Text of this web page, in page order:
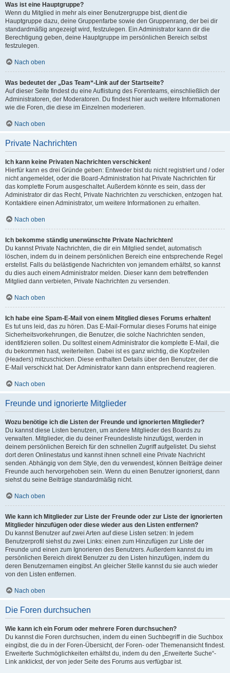
Was ist eine Hauptgruppe?
Wenn du Mitglied in mehr als einer Benutzergruppe bist, dient die
Hauptgruppe dazu, deine Gruppenfarbe sowie den Gruppenrang, der bei dir
standardmäßig angezeigt wird, festzulegen. Ein Administrator kann dir die
Berechtigung geben, deine Hauptgruppe im persönlichen Bereich selbst
festzulegen.
Nach oben
Was bedeutet der „Das Team“-Link auf der Startseite?
Auf dieser Seite findest du eine Auflistung des Forenteams, einschließlich der
Administratoren, der Moderatoren. Du findest hier auch weitere Informationen
wie die Foren, die diese im Einzelnen moderieren.
Nach oben
Private Nachrichten
Ich kann keine Privaten Nachrichten verschicken!
Hierfür kann es drei Gründe geben: Entweder bist du nicht registriert und / oder
nicht angemeldet, oder die Board-Administration hat Private Nachrichten für
das komplette Forum ausgeschaltet. Außerdem könnte es sein, dass der
Administrator dir das Recht, Private Nachrichten zu verschicken, entzogen hat.
Kontaktiere einen Administrator, um weitere Informationen zu erhalten.
Nach oben
Ich bekomme ständig unerwünschte Private Nachrichten!
Du kannst Private Nachrichten, die dir ein Mitglied sendet, automatisch
löschen, indem du in deinem persönlichen Bereich eine entsprechende Regel
erstellst. Falls du belästigende Nachrichten von jemandem erhältst, so kannst
du dies auch einem Administrator melden. Dieser kann dem betreffenden
Mitglied dann verbieten, Private Nachrichten zu versenden.
Nach oben
Ich habe eine Spam-E-Mail von einem Mitglied dieses Forums erhalten!
Es tut uns leid, das zu hören. Das E-Mail-Formular dieses Forums hat einige
Sicherheitsvorkehrungen, die Benutzer, die solche Nachrichten senden,
identifizieren sollen. Du solltest einem Administrator die komplette E-Mail, die
du bekommen hast, weiterleiten. Dabei ist es ganz wichtig, die Kopfzeilen
(Headers) mitzuschicken. Diese enthalten Details über den Benutzer, der die
E-Mail verschickt hat. Der Administrator kann dann entsprechend reagieren.
Nach oben
Freunde und ignorierte Mitglieder
Wozu benötige ich die Listen der Freunde und ignorierten Mitglieder?
Du kannst diese Listen benutzen, um andere Mitglieder des Boards zu
verwalten. Mitglieder, die du deiner Freundesliste hinzufügst, werden in
deinem persönlichen Bereich für den schnellen Zugriff aufgelistet. Du siehst
dort deren Onlinestatus und kannst ihnen schnell eine Private Nachricht
senden. Abhängig von dem Style, den du verwendest, können Beiträge deiner
Freunde auch hervorgehoben sein. Wenn du einen Benutzer ignorierst, dann
siehst du seine Beiträge standardmäßig nicht.
Nach oben
Wie kann ich Mitglieder zur Liste der Freunde oder zur Liste der ignorierten
Mitglieder hinzufügen oder diese wieder aus den Listen entfernen?
Du kannst Benutzer auf zwei Arten auf diese Listen setzen: In jedem
Benutzerprofil siehst du zwei Links: einen zum Hinzufügen zur Liste der
Freunde und einen zum Ignorieren des Benutzers. Außerdem kannst du im
persönlichen Bereich direkt Benutzer zu den Listen hinzufügen, indem du
deren Benutzernamen eingibst. An gleicher Stelle kannst du sie auch wieder
von den Listen entfernen.
Nach oben
Die Foren durchsuchen
Wie kann ich ein Forum oder mehrere Foren durchsuchen?
Du kannst die Foren durchsuchen, indem du einen Suchbegriff in die Suchbox
eingibst, die du in der Foren-Übersicht, der Foren- oder Themenansicht findest.
Erweiterte Suchmöglichkeiten erhältst du, indem du den „Erweiterte Suche“-
Link anklickst, der von jeder Seite des Forums aus verfügbar ist.